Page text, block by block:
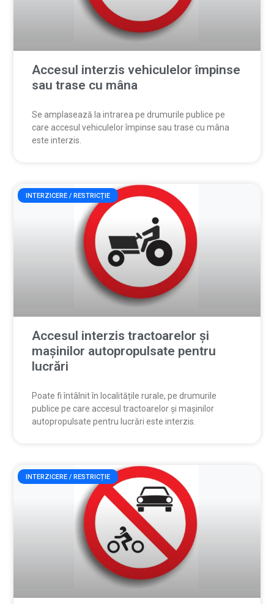
Accesul interzis vehiculelor împinse
sau trase cu mâna
Se amplasează la intrarea pe drumurile publice pe
care accesul vehiculelor împinse sau trase cu mâna
este interzis.
INTERZICERE / RESTRICȚIE
Accesul interzis tractoarelor și
mașinilor autopropulsate pentru
lucrări
Poate fi întâlnit în localitățile rurale, pe drumurile
publice pe care accesul tractoarelor și mașinilor
autopropulsate pentru lucrări este interzis.
INTERZICERE / RESTRICȚIE